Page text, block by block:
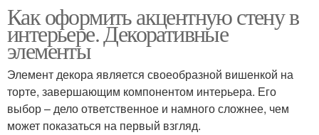
Как оформить акцентную стену в
интерьере. Декоративные
элементы
Элемент декора является своеобразной вишенкой на
торте, завершающим компонентом интерьера. Его
выбор – дело ответственное и намного сложнее, чем
может показаться на первый взгляд.